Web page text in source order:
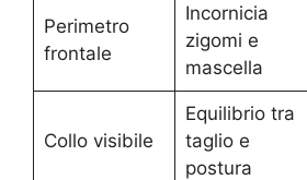
Perimetro
frontale
Incornicia
zigomi e
mascella
Collo visibile
Equilibrio tra
taglio e
postura